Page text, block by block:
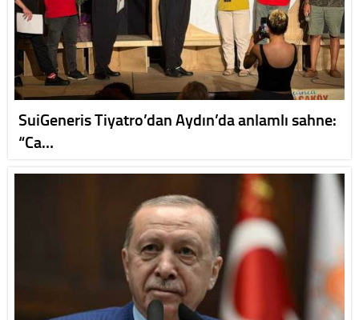
SuiGeneris Tiyatro’dan Aydın’da anlamlı sahne:
“Ca…